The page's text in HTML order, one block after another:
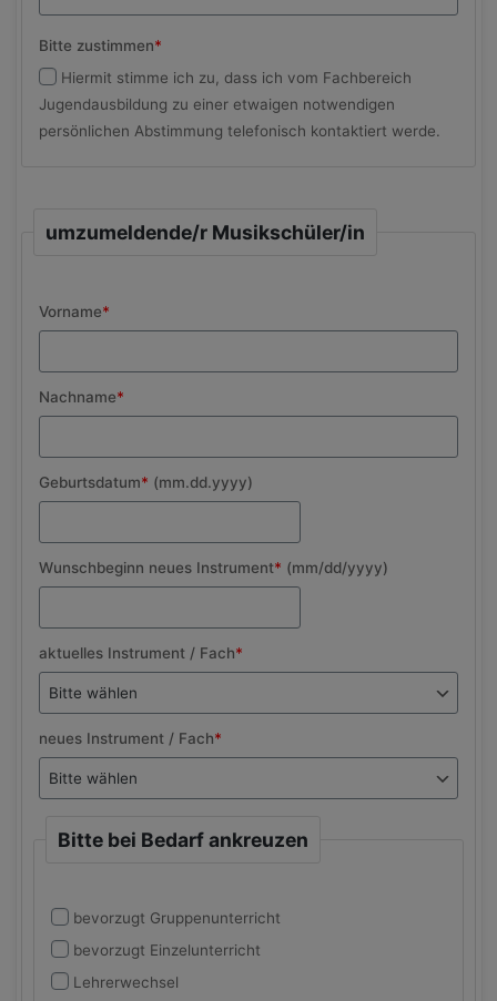
Bitte zustimmen*
Hiermit stimme ich zu, dass ich vom Fachbereich
Jugendausbildung zu einer etwaigen notwendigen
persönlichen Abstimmung telefonisch kontaktiert werde.
umzumeldende/r Musikschüler/in
Vorname*
Nachname*
Geburtsdatum* (mm.dd.yyyy)
Wunschbeginn neues Instrument* (mm/dd/yyyy)
aktuelles Instrument / Fach*
neues Instrument / Fach*
Bitte bei Bedarf ankreuzen
bevorzugt Gruppenunterricht
bevorzugt Einzelunterricht
Lehrerwechsel